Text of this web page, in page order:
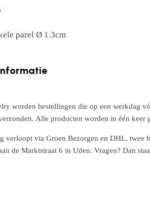
parel Ø 1.3cm
worden bestellingen die op een werkdag
Alle producten worden in één
verloopt via Groen Bezorgen en DHL, twee
de Marktstraat 6 in Uden. Vragen? Dan